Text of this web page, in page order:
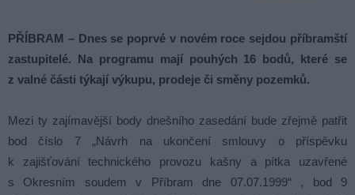
PŘÍBRAM – Dnes se poprvé v novém roce sejdou příbramští
zastupitelé. Na programu mají pouhých 16 bodů, které se
z valné části týkají výkupu, prodeje či směny pozemků.
Mezi ty zajímavější body dnešního zasedání bude zřejmě patřit
bod číslo 7 „Návrh na ukončení smlouvy o příspěvku
k zajišťování technického provozu kašny a pítka uzavřené
s Okresním soudem v Příbram dne 07.07.1999“ , bod 9